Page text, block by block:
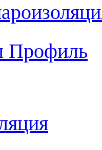
Профиль